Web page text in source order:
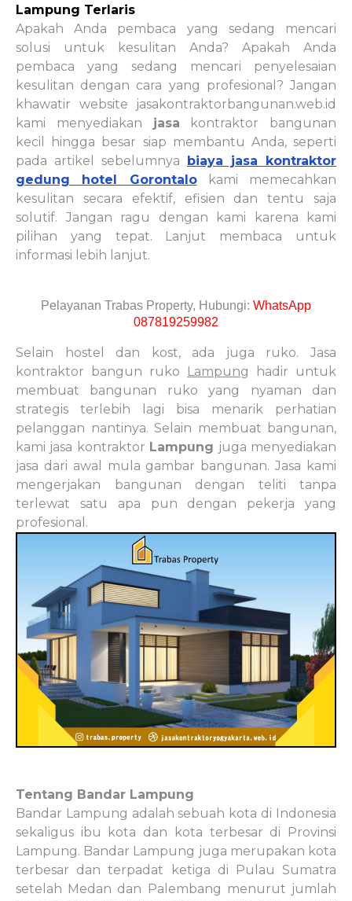
Lampung Terlaris
Apakah Anda pembaca yang sedang mencari
solusi untuk kesulitan Anda? Apakah Anda
pembaca yang sedang mencari penyelesaian
kesulitan dengan cara yang profesional? Jangan
khawatir website jasakontraktorbangunan.web.id
kami menyediakan jasa kontraktor bangunan
kecil hingga besar siap membantu Anda, seperti
pada artikel sebelumnya
biaya jasa kontraktor
gedung hotel Gorontalokami memecahkan
kesulitan secara efektif, efisien dan tentu saja
solutif. Jangan ragu dengan kami karena kami
pilihan yang tepat. Lanjut membaca untuk
informasi lebih lanjut.
Pelayanan Trabas Property, Hubungi: WhatsApp
087819259982
Selain hostel dan kost, ada juga ruko. Jasa
kontraktor bangun ruko
Lampung
hadir untuk
membuat bangunan ruko yang nyaman dan
strategis terlebih lagi bisa menarik perhatian
pelanggan nantinya. Selain membuat bangunan,
kami jasa kontraktor Lampung juga menyediakan
jasa dari awal mula gambar bangunan. Jasa kami
mengerjakan bangunan dengan teliti tanpa
terlewat satu apa pun dengan pekerja yang
profesional.
Tentang Bandar Lampung
Bandar Lampung adalah sebuah kota di Indonesia
sekaligus ibu kota dan kota terbesar di Provinsi
Lampung. Bandar Lampung juga merupakan kota
terbesar dan terpadat ketiga di Pulau Sumatra
setelah Medan dan Palembang menurut jumlah